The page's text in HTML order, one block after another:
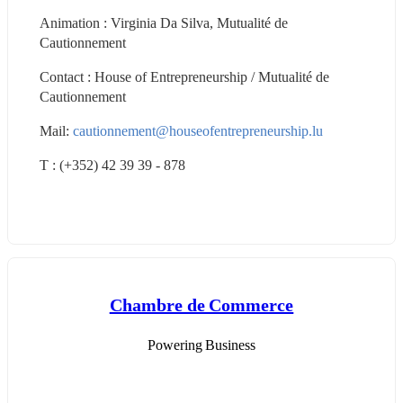
Animation : Virginia Da Silva, Mutualité de
Cautionnement
Contact : House of Entrepreneurship / Mutualité de
Cautionnement
Mail: cautionnement@houseofentrepreneurship.lu
T : (+352) 42 39 39 - 878
Chambre de Commerce
Powering Business